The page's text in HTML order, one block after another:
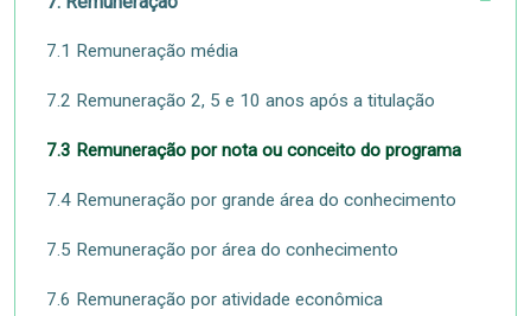
7.1 Remuneração média
7.2 Remuneração 2, 5 e 10 anos após a titulação
7.3 Remuneração por nota ou conceito do programa
7.4 Remuneração por grande área do conhecimento
7.5 Remuneração por área do conhecimento
7.6 Remuneração por atividade econômica